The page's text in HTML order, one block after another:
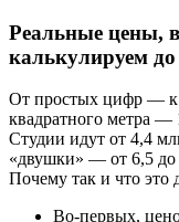
Реальные цены,
калькулируем
От простых цифр — к
квадратного метра —
Студии идут от 4,4
«двушки» — от 6,5
Почему так и что это
Во-первых,